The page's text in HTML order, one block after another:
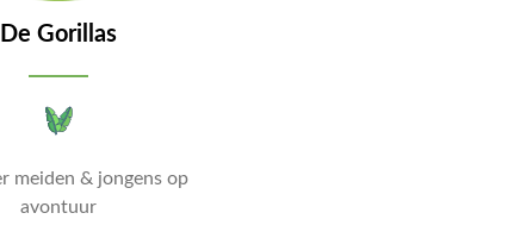
De Gorillas
meiden & jongens op
avontuur